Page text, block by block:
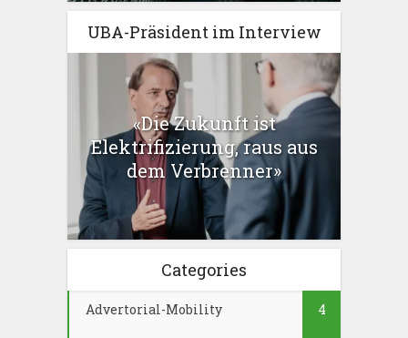
UBA-Präsident im Interview
«Die Zukunft ist
Elektrifizierung, raus aus
dem Verbrenner»
Categories
Advertorial-Mobility 4